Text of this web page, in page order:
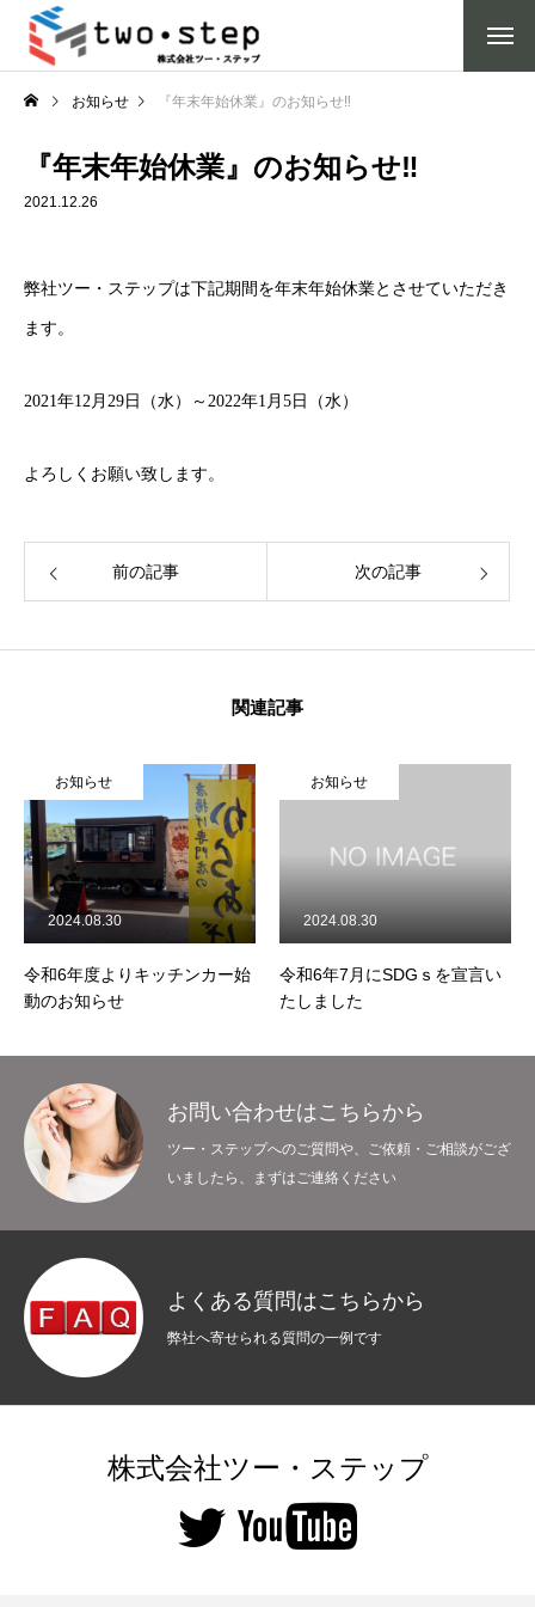
ご利用について
よくある質問
会社概要
事業内容 商品紹介 事例紹介 ご利用について よくある質問
お知らせ 『年末年始休業』のお知らせ‼
『年末年始休業』のお知らせ‼
2021.12.26
弊社ツー・ステップは下記期間を年末年始休業とさせていただき
ます。
2021年12月29日（水）～2022年1月5日（水）
よろしくお願い致します。
前の記事 次の記事
関連記事
お知らせ
令和6年度よりキッチンカー始
動のお知らせ
2024.08.30
お知らせ
令和6年7月にSDGｓを宣言い
たしました
2024.08.30
お問い合わせはこちらから
ツー・ステップへのご質問や、ご依頼・ご相談がござ
いましたら、まずはご連絡ください
よくある質問はこちらから
弊社へ寄せられる質問の一例です
株式会社ツー・ステップ